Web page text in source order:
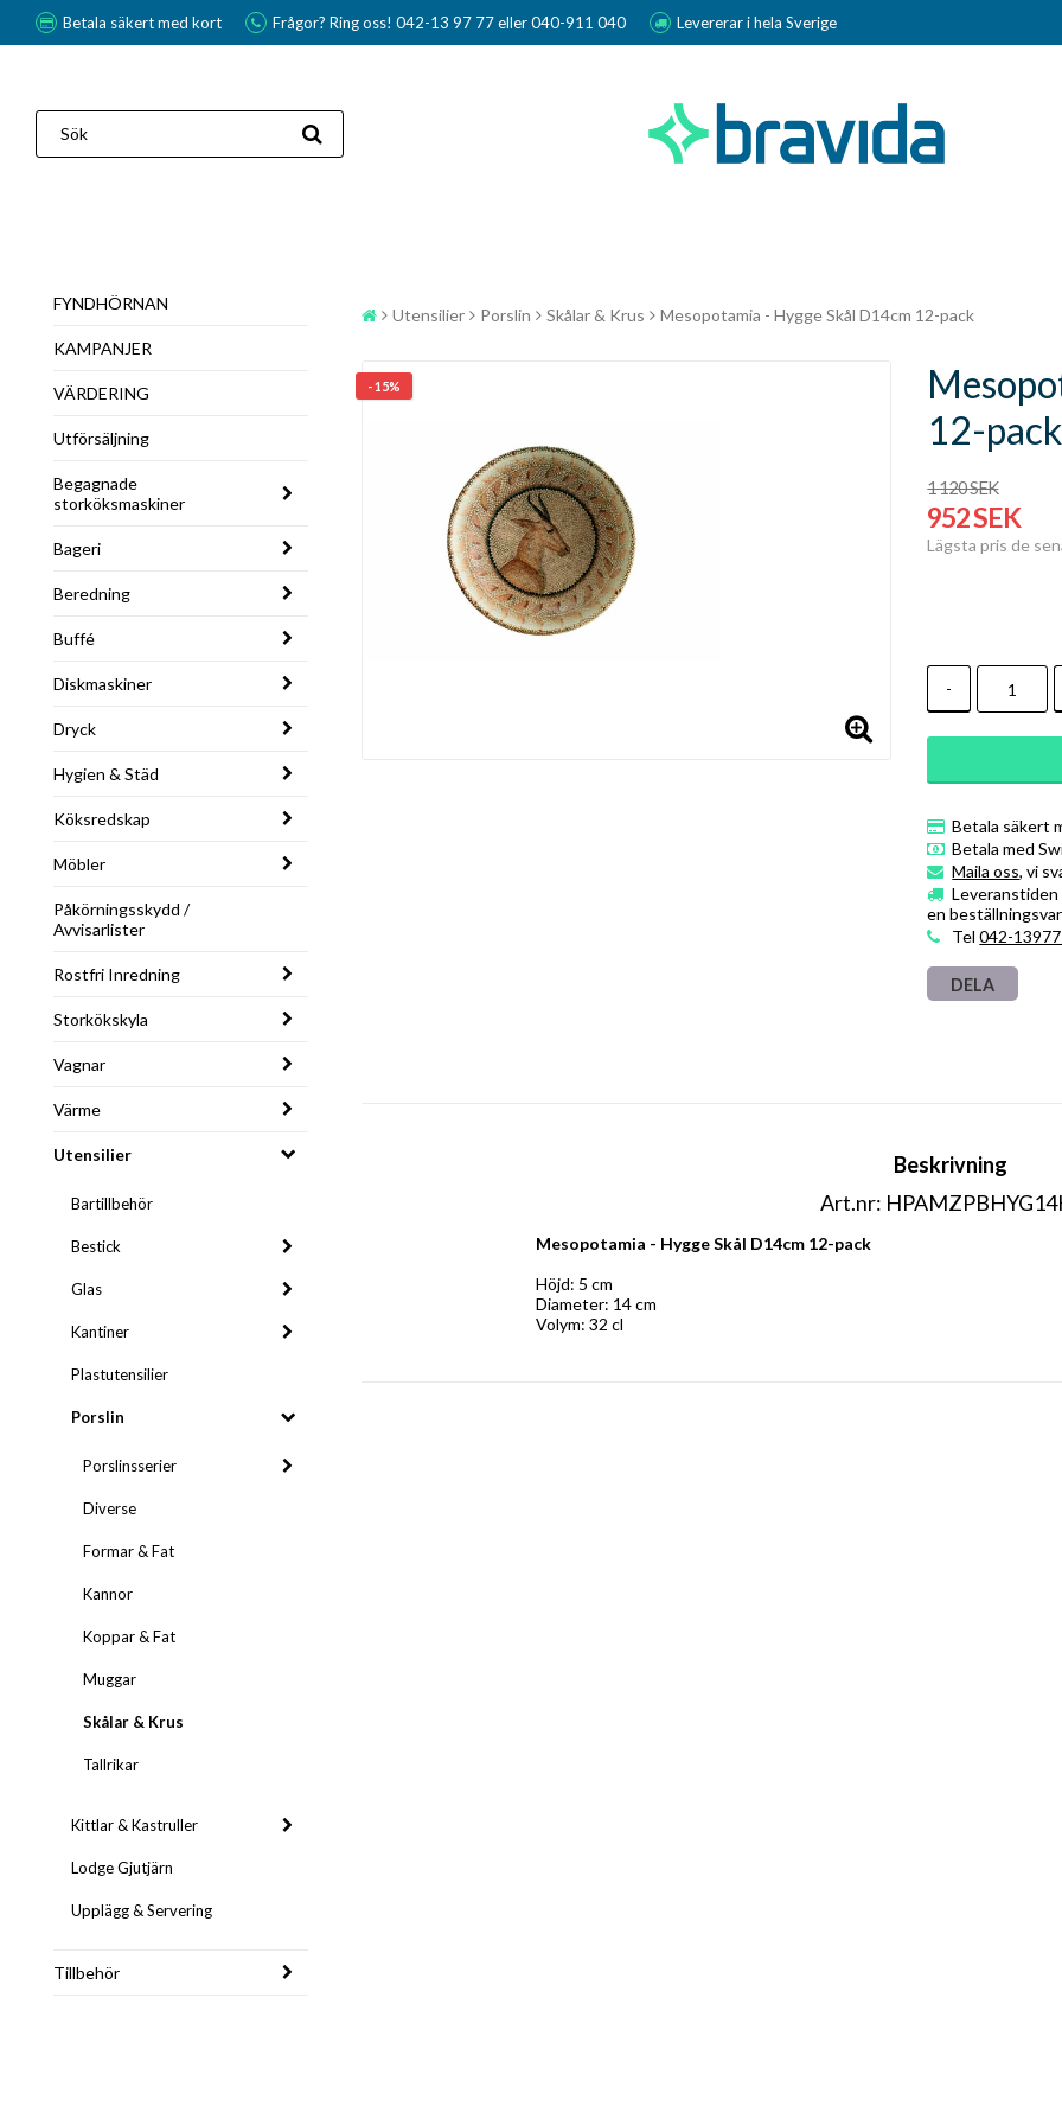
Betala säkert med kort Frågor? Ring oss! 042-13 97 77 eller 040-911 040 Levererar i hela Sverige
FYNDHÖRNAN
KAMPANJER
VÄRDERING
Utförsäljning
Begagnade
storköksmaskiner
Bageri
Beredning
Buffé
Diskmaskiner
Dryck
Hygien & Städ
Köksredskap
Möbler
Påkörningsskydd /
Avvisarlister
Rostfri Inredning
Storkökskyla
Vagnar
Värme
Utensilier
Bartillbehör
Bestick
Glas
Kantiner
Plastutensilier
Porslin
Porslinsserier
Diverse
Formar & Fat
Kannor
Koppar & Fat
Muggar
Skålar & Krus
Tallrikar
Kittlar & Kastruller
Lodge Gjutjärn
Upplägg & Servering
Tillbehör
Utensilier Porslin Skålar & Krus Mesopotamia - Hygge Skål D14cm 12-pack
- 15%
12-pack
1 120 SEK
952 SEK
Lägsta pris de
-
Betala säkert
Betala med
Maila oss, vi
Leveranstiden
en
Tel042-
DELA
Beskrivning
Art.nr:
Mesopotamia - Hygge Skål D14cm 12-pack
Höjd: 5 cm
Diameter: 14 cm
Volym: 32 cl